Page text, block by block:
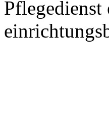
Pflegedienst